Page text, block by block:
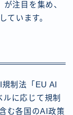
注目を集め、
ています。
制法「EU AI
に応じて規制
む各国のAI政策